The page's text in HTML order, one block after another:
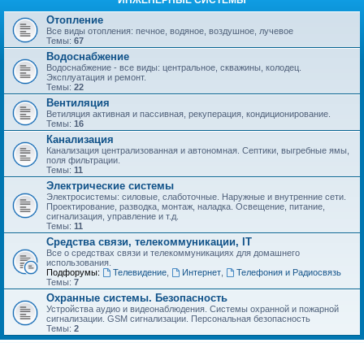
Отопление
Все виды отопления: печное, водяное, воздушное, лучевое
Темы: 67
Водоснабжение
Водоснабжение - все виды: центральное, скважины, колодец.
Эксплуатация и ремонт.
Темы: 22
Вентиляция
Ветиляция активная и пассивная, рекуперация, кондиционирование.
Темы: 16
Канализация
Канализация централизованная и автономная. Септики, выгребные ямы,
поля фильтрации.
Темы: 11
Электрические системы
Электросистемы: силовые, слаботочные. Наружные и внутренние сети.
Проектирование, разводка, монтаж, наладка. Освещение, питание,
сигнализация, управление и т.д.
Темы: 11
Средства связи, телекоммуникации, IT
Все о средствах связи и телекоммуникациях для домашнего
использования.
Подфорумы:
Телевидение, Интернет,
Телефония и Радиосвязь
Темы: 7
Охранные системы. Безопасность
Устройства аудио и видеонаблюдения. Системы охранной и пожарной
сигнализации. GSM сигнализации. Персональная безопасность
Темы: 2